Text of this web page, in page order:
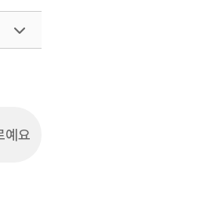
예요